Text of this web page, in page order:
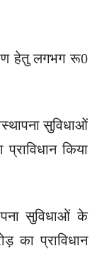
हेतु लगभग रू0
सुविधाओं
किया
सुविधाओं के
का प्राविधान